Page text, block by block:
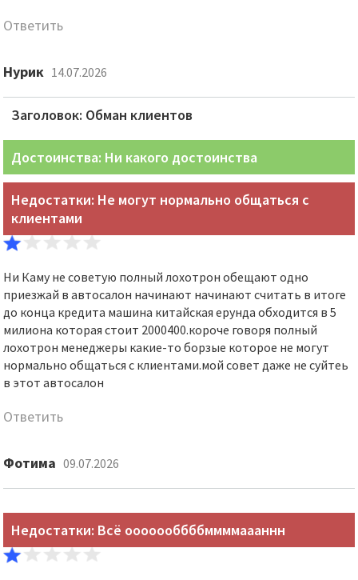
Ответить
Нурик 14.07.2026
Заголовок: Обман клиентов
Достоинства: Ни какого достоинства
Недостатки: Не могут нормально общаться с
клиентами
Ни Каму не советую полный лохотрон обещают одно
приезжай в автосалон начинают начинают считать в итоге
до конца кредита машина китайская ерунда обходится в 5
милиона которая стоит 2000400.короче говоря полный
лохотрон менеджеры какие-то борзые которое не могут
нормально общаться с клиентами.мой совет даже не суйтеь
в этот автосалон
Ответить
Фотима 09.07.2026
Недостатки: Всё ооооооббббммммаааннн